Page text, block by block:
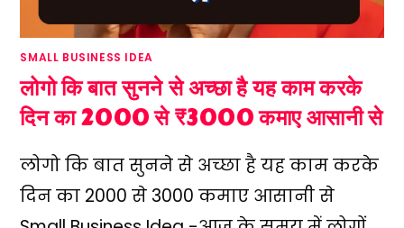
SMALL BUSINESS IDEA
लोगो कि बात सुनने से अच्छा है यह काम करके
दिन का 2000 से ₹3000 कमाए आसानी से
लोगो कि बात सुनने से अच्छा है यह काम करके
दिन का 2000 से ₹3000 कमाए आसानी से